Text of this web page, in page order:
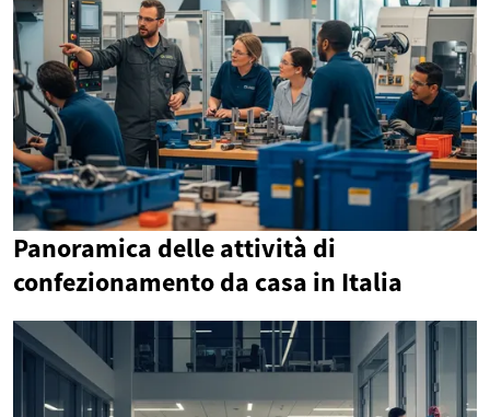
Panoramica delle attività di
confezionamento da casa in Italia